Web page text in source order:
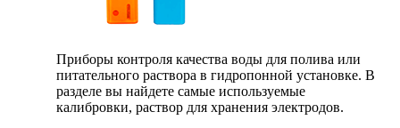
Приборы контроля качества воды для полива или
питательного раствора в гидропонной установке. В
разделе вы найдете самые используемые
калибровки, раствор для хранения электродов.